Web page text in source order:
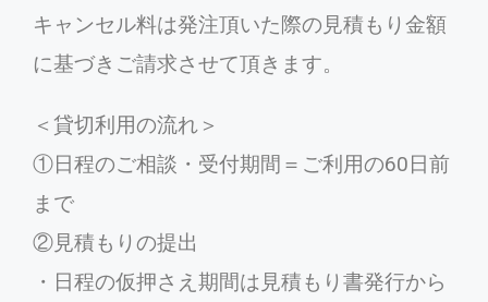
キャンセル料は発注頂いた際の見積もり金額
に基づきご請求させて頂きます。
＜貸切利用の流れ＞
①日程のご相談・受付期間＝ご利用の60日前
まで
②見積もりの提出
・日程の仮押さえ期間は見積もり書発行から